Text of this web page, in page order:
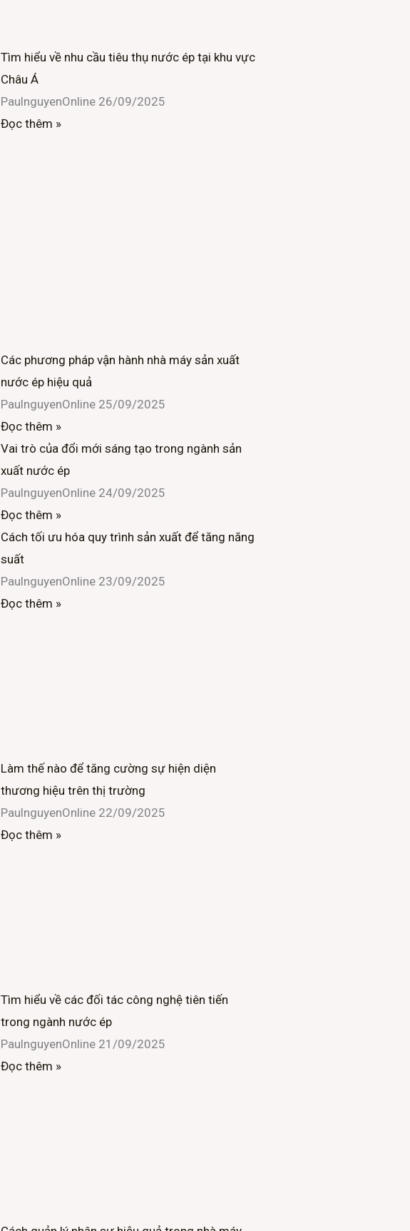
Tìm hiểu về nhu cầu tiêu thụ nước ép tại khu vực
Châu Á
PaulnguyenOnline 26/09/2025
Đọc thêm »
Các phương pháp vận hành nhà máy sản xuất
nước ép hiệu quả
PaulnguyenOnline 25/09/2025
Đọc thêm »
Vai trò của đổi mới sáng tạo trong ngành sản
xuất nước ép
PaulnguyenOnline 24/09/2025
Đọc thêm »
Cách tối ưu hóa quy trình sản xuất để tăng năng
suất
PaulnguyenOnline 23/09/2025
Đọc thêm »
Làm thế nào để tăng cường sự hiện diện
thương hiệu trên thị trường
PaulnguyenOnline 22/09/2025
Đọc thêm »
Tìm hiểu về các đối tác công nghệ tiên tiến
trong ngành nước ép
PaulnguyenOnline 21/09/2025
Đọc thêm »